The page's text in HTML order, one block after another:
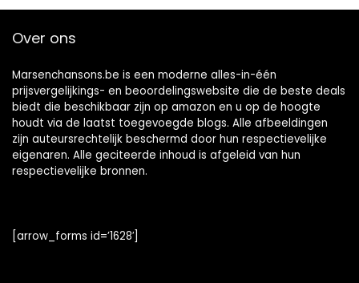
Over ons
Marsenchansons.be is een moderne alles-in-één
prijsvergelijkings- en beoordelingswebsite die de beste deals
biedt die beschikbaar zijn op amazon en u op de hoogte
houdt via de laatst toegevoegde blogs. Alle afbeeldingen
zijn auteursrechtelijk beschermd door hun respectievelijke
eigenaren. Alle geciteerde inhoud is afgeleid van hun
respectievelijke bronnen.
[arrow_forms id=’1628′]